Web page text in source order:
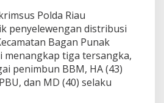
Polda Riau
penyelewengan distribusi
Bagan Punak
menangkap tiga tersangka,
penimbun BBM, HA (43)
dan MD (40) selaku